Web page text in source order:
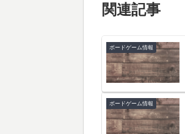
関連記事
ボードゲーム情報
ボードゲーム情報